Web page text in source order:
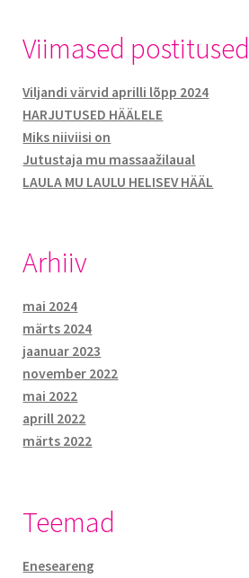
Viimased postitused
Viljandi värvid aprilli lõpp 2024
HARJUTUSED HÄÄLELE
Miks niiviisi on
Jutustaja mu massaažilaual
LAULA MU LAULU HELISEV HÄÄL
Arhiiv
mai 2024
märts 2024
jaanuar 2023
november 2022
mai 2022
aprill 2022
märts 2022
Teemad
Eneseareng